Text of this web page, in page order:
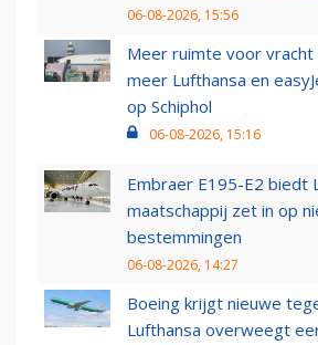
06-08-2026, 15:56
Meer ruimte voor
meer Lufthansa en
op Schiphol
06-08-2026, 15:16
Embraer E195-E2 biedt
maatschappij zet in op
bestemmingen
06-08-2026, 14:27
Boeing krijgt nieuwe
Lufthansa overweegt